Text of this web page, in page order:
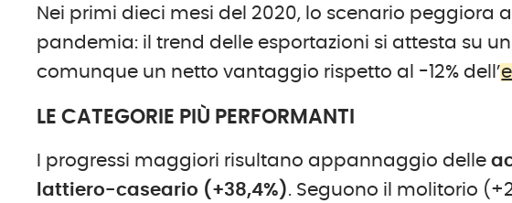
Nei primi dieci mesi del 2020, lo scenario peggiora
pandemia: il trend delle esportazioni si attesta su
comunque un netto vantaggio rispetto al -12% dell’
LE CATEGORIE PIÙ PERFORMANTI
I progressi maggiori risultano appannaggio delle
lattiero-caseario (+38,4%). Seguono il molitorio